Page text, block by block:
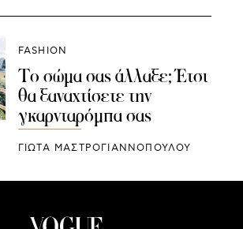
FASHION
Το σώμα σας άλλαξε; Έτσι
θα ξαναχτίσετε την
γκαρνταρόμπα σας
ΓΙΩΤΑ ΜΑΣΤΡΟΓΙΑΝΝΟΠΟΥΛΟΥ